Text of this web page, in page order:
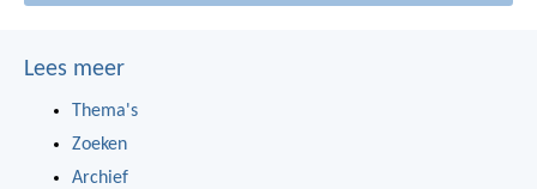
Lees meer
Thema's
Zoeken
Archief